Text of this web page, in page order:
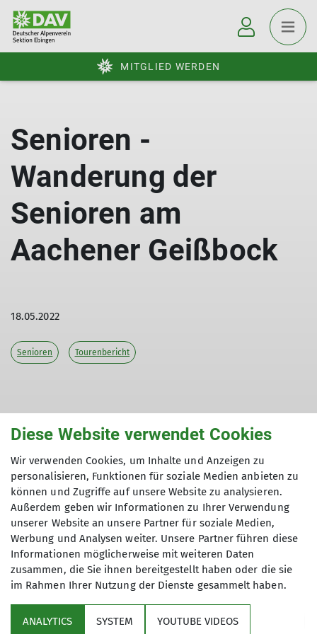
MITGLIED WERDEN
Senioren -
Wanderung der
Senioren am
Aachener Geißbock
18.05.2022
Senioren Tourenbericht
© DAV Ebingen
Diese Website verwendet Cookies
Wir verwenden Cookies, um Inhalte und Anzeigen zu
personalisieren, Funktionen für soziale Medien anbieten zu
können und Zugriffe auf unsere Website zu analysieren.
Außerdem geben wir Informationen zu Ihrer Verwendung
unserer Website an unsere Partner für soziale Medien,
Werbung und Analysen weiter. Unsere Partner führen diese
Informationen möglicherweise mit weiteren Daten
zusammen, die Sie ihnen bereitgestellt haben oder die sie
im Rahmen Ihrer Nutzung der Dienste gesammelt haben.
ANALYTICS SYSTEM YOUTUBE VIDEOS